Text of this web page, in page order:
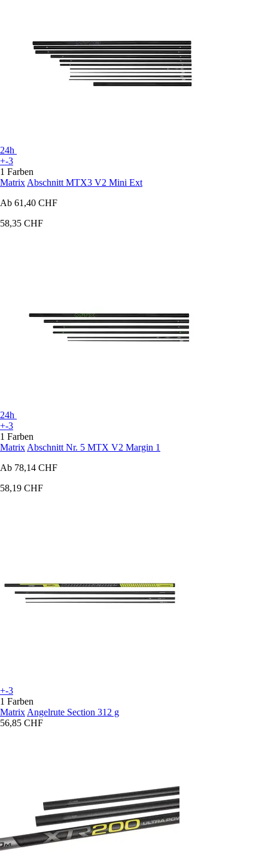
24h
+-3
1 Farben
Matrix Abschnitt MTX3 V2 Mini Ext
Ab 61,40 CHF
58,35 CHF
24h
+-3
1 Farben
Matrix Abschnitt Nr. 5 MTX V2 Margin 1
Ab 78,14 CHF
58,19 CHF
+-3
1 Farben
Matrix Angelrute Section 312 g
56,85 CHF